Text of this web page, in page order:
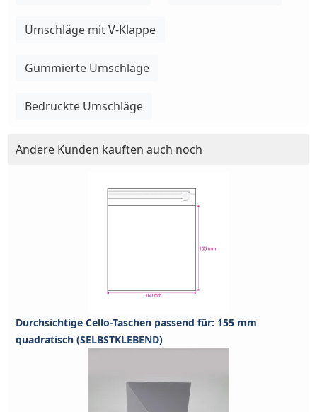
Umschläge mit V-Klappe
Gummierte Umschläge
Bedruckte Umschläge
Andere Kunden kauften auch noch
Durchsichtige Cello-Taschen passend für: 155 mm
quadratisch (SELBSTKLEBEND)